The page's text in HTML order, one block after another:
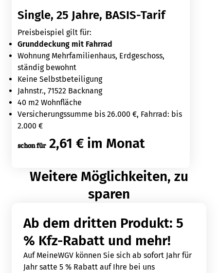
Single, 25 Jahre, BASIS-Tarif
Preisbeispiel gilt für:
Grunddeckung mit Fahrrad
Wohnung Mehrfamilienhaus, Erdgeschoss,
ständig bewohnt
Keine Selbstbeteiligung
Jahnstr., 71522 Backnang
40 m2 Wohnfläche
Versicherungssumme bis 26.000 €, Fahrrad: bis
2.000 €
schon für2,61 € im Monat
Weitere Möglichkeiten, zu
sparen
Ab dem dritten Produkt: 5
% Kfz-Rabatt und mehr!
Auf MeineWGV können Sie sich ab sofort Jahr für
Jahr satte 5 % Rabatt auf Ihre bei uns